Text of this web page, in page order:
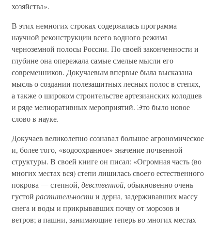
хозяйства».
В этих немногих строках содержалась программа
научной реконструкции всего водного режима
черноземной полосы России. По своей законченности и
глубине она опережала самые смелые мысли его
современников. Докучаевым впервые была высказана
мысль о создании полезащитных лесных полос в степях,
а также о широком строительстве артезианских колодцев
и ряде мелиоративных мероприятий. Это было новое
слово в науке.
Докучаев великолепно сознавал большое агрономическое
и, более того, «водоохранное» значение почвенной
структуры. В своей книге он писал: «Огромная часть (во
многих местах вся) степи лишилась своего естественного
покрова — степной, девственной, обыкновенно очень
густой растительностии дерна, задерживавших массу
снега и воды и прикрывавших почву от морозов и
ветров; а пашни, занимающие теперь во многих местах